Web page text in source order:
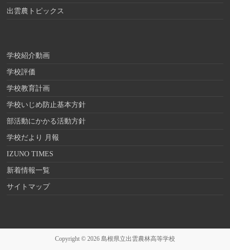
出雲農トピックス
学校紹介動画
学校評価
学校教育計画
学校いじめ防止基本方針
部活動にかかる活動方針
学校だより 月報
IZUNO TIMES
新着情報一覧
サイトマップ
Copyright © 2026 島根県立出雲農林高等学校